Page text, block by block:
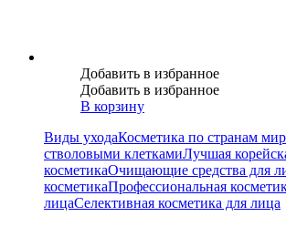
Добавить в избранное
Добавить в избранное
В корзину
Виды уходаКосметика по странам
стволовыми клеткамиЛучшая
косметикаОчищающие средства для
косметикаПрофессиональная
лицаСелективная косметика для лица